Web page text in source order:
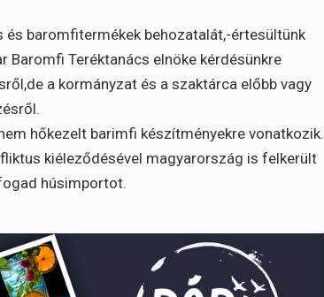
baromfitermékek behozatalát,-értesültünk
Baromfi Teréktanács elnöke kérdésünkre
a kormányzat és a szaktárca előbb vagy
hőkezelt barimfi készítményekre vonatkozik.
kiéleződésével magyarország is felkerült
húsimportot.